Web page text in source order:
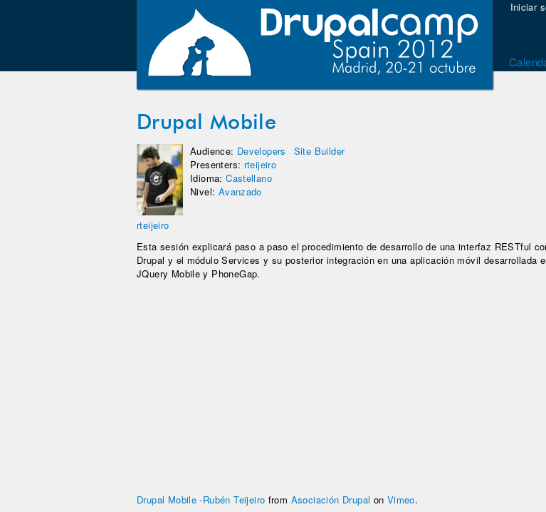
Iniciar
Drupal Mobile
rteijeiro
Audience: Developers
Site Builder
Presenters: rteijeiro
Idioma:Castellano
Nivel: Avanzado
Esta sesión explicará paso a paso el procedimiento de desarrollo de una interfaz RESTful
Drupal y el módulo Services y su posterior integración en una aplicación móvil desarrollada
JQuery Mobile y PhoneGap.
Drupal Mobile -Rubén Teijeiro from Asociación Drupal on Vimeo.